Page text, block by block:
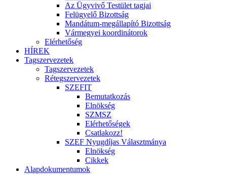
Az Ügyvivő Testület tagjai
Felügyelő Bizottság
Mandátum-megállapító Bizottság
Vármegyei koordinátorok
Elérhetőség
HÍREK
Tagszervezetek
Tagszervezetek
Rétegszervezetek
SZEFIT
Bemutatkozás
Elnökség
SZMSZ
Elérhetőségek
Csatlakozz!
SZEF Nyugdíjas Választmánya
Elnökség
Cikkek
Alapdokumentumok